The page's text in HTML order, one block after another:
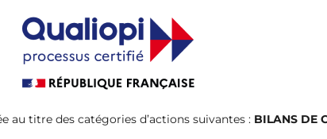
au titre des catégories d’actions suivantes : BILANS DE